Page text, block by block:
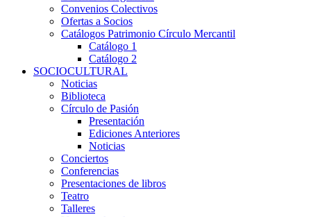
Convenios Colectivos
Ofertas a Socios
Catálogos Patrimonio Círculo Mercantil
Catálogo 1
Catálogo 2
SOCIOCULTURAL
Noticias
Biblioteca
Círculo de Pasión
Presentación
Ediciones Anteriores
Noticias
Conciertos
Conferencias
Presentaciones de libros
Teatro
Talleres